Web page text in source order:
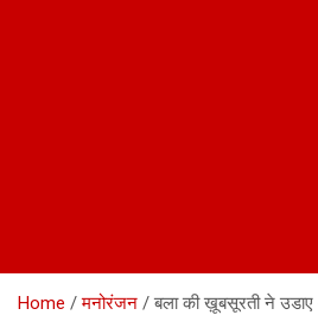
Home मनोरंजन बला की ख़ूबसूरती ने